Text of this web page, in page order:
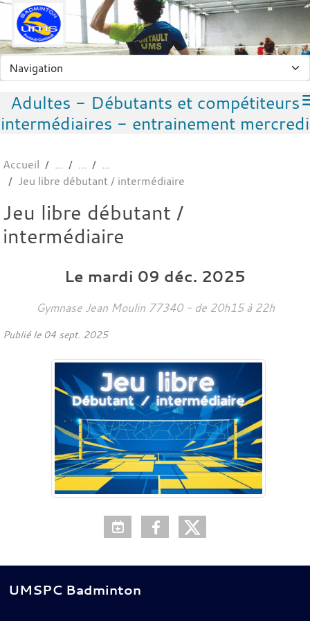
Adultes - Débutants et compétiteurs
intermédiaires - entrainement mercredi
Accueil
Jeu libre débutant / intermédiaire
Jeu libre débutant /
intermédiaire
Le mardi 09 déc. 2025
Gymnase Jean Moulin 77340 - de 20h15 à 22h
Publié le 04 sept. 2025
UMSPC Badminton
Panneau de gestion des cookies